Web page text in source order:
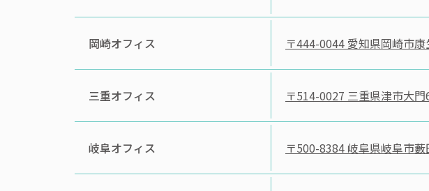
岡崎オフィス 〒444-0044 愛知県岡崎市
三重オフィス 〒514-0027 三重県津市大
岐阜オフィス 〒500-8384 岐阜県岐阜市藪